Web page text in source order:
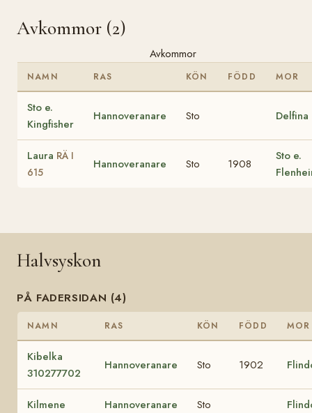
Avkommor (2)
Avkommor
NAMN RAS KÖN FÖDD MOR
Sto e.
Kingfisher
Hannoveranare Sto Delfina
Laura RÄ I
615
Hannoveranare Sto 1908
Sto e.
Halvsyskon
PÅ FADERSIDAN (4)
NAMN RAS KÖN FÖDD MOR
Kibelka
310277702
Hannoveranare Sto 1902
Kilmene Hannoveranare Sto